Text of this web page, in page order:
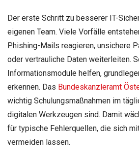
Der erste Schritt zu besserer IT-
eigenen Team. Viele Vorfälle
Phishing-Mails reagieren, unsichere
oder vertrauliche Daten weiterleiten.
Informationsmodule helfen,
erkennen. Das Bundeskanzleramt
wichtig Schulungsmaßnahmen im
digitalen Werkzeugen sind. Damit
für typische Fehlerquellen, die sich
vermeiden lassen.